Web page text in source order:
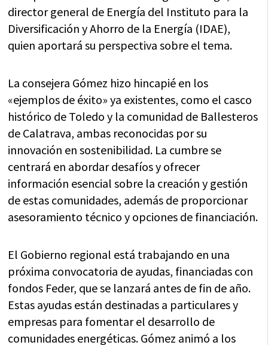
director general de Energía del Instituto para la
Diversificación y Ahorro de la Energía (IDAE),
quien aportará su perspectiva sobre el tema.
La consejera Gómez hizo hincapié en los
«ejemplos de éxito» ya existentes, como el casco
histórico de Toledo y la comunidad de Ballesteros
de Calatrava, ambas reconocidas por su
innovación en sostenibilidad. La cumbre se
centrará en abordar desafíos y ofrecer
información esencial sobre la creación y gestión
de estas comunidades, además de proporcionar
asesoramiento técnico y opciones de financiación.
El Gobierno regional está trabajando en una
próxima convocatoria de ayudas, financiadas con
fondos Feder, que se lanzará antes de fin de año.
Estas ayudas están destinadas a particulares y
empresas para fomentar el desarrollo de
comunidades energéticas. Gómez animó a los